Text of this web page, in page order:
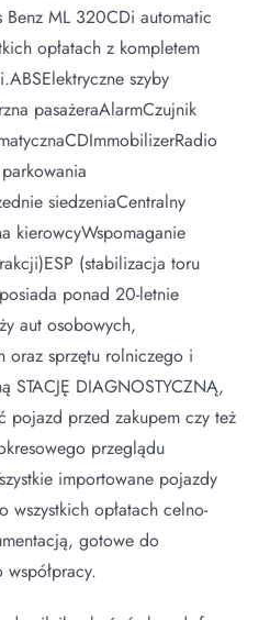
Benz ML 320CDi automatic
opłatach z kompletem
szyby
pasażeraAlarmCzujnik
siedzeniaCentralny
kierowcyWspomaganie
(stabilizacja toru
ponad 20-letnie
aut osobowych,
oraz sprzętu rolniczego i
STACJĘ DIAGNOSTYCZNĄ,
pojazd przed zakupem czy też
przeglądu
importowane pojazdy
wszystkich opłatach celno-
gotowe do